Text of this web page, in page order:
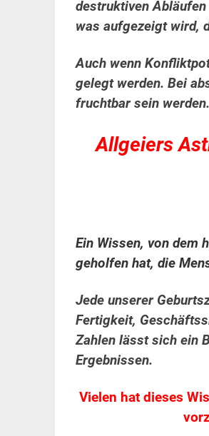
destruktiven Abläufen
was aufgezeigt wird,
Auch wenn
gelegt werden. Bei
fruchtbar sein werden.
Allgeiers
Ein Wissen, von dem
geholfen hat, die
Jede unserer
Fertigkeit,
Zahlen lässt sich ein
Ergebnissen.
Vielen hat dieses